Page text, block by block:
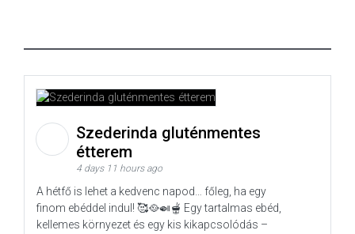
Szederinda gluténmentes
étterem
4 days 11 hours ago
A hétfő is lehet a kedvenc napod… főleg, ha egy
finom ebéddel indul! 🥰🥘🍛🫕 Egy tartalmas ebéd,
kellemes környezet és egy kis kikapcsolódás –